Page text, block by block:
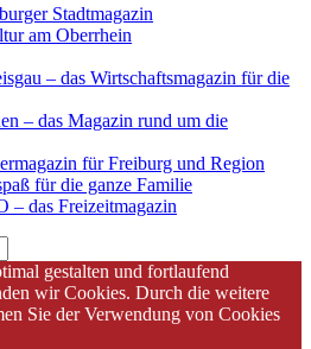
Stadtmagazin
am Oberrhein
– das Wirtschaftsmagazin für die
– das Magazin rund um die
für Freiburg und Region
für die ganze Familie
– das Freizeitmagazin
gestalten und fortlaufend
wir Cookies. Durch die weitere
Sie der Verwendung von Cookies